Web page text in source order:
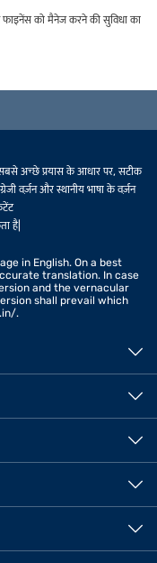
को मैनेज करने की सुविधा का
अच्छे प्रयास के आधार पर, सटीक
वर्ज़न और स्थानीय भाषा के वर्ज़न
है|
in English. On a best
translation. In case
and the vernacular
shall prevail which
.